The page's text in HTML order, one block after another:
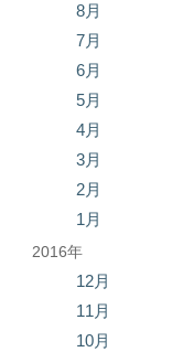
8月
7月
6月
5月
4月
3月
2月
1月
2016年
12月
11月
10月